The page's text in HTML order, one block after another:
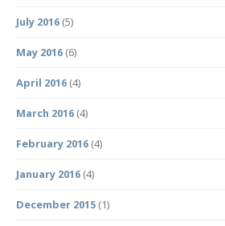
July 2016 (5)
May 2016 (6)
April 2016 (4)
March 2016 (4)
February 2016 (4)
January 2016 (4)
December 2015 (1)